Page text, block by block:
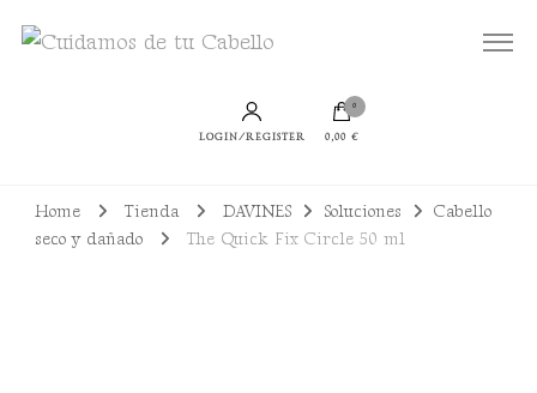
Cuidamos de tu Cabello
Todo lo que necesitas para lucir un cabello bien cuidado, sano y con productos
sostenibles
LOGIN/REGISTER
0
0,00 €
Home Tienda DAVINES Soluciones
Cabello
seco y dañado
The Quick Fix Circle 50 ml